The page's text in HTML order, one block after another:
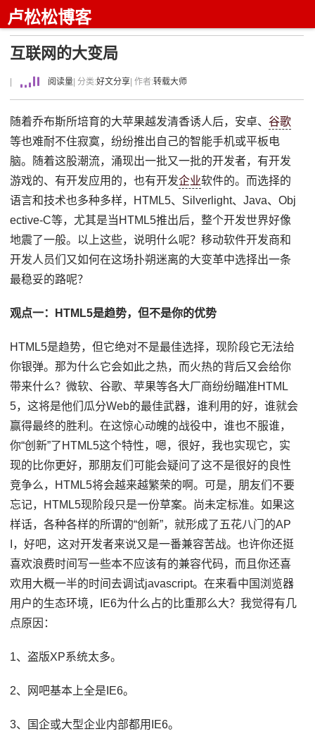
卢松松博客
互联网的大变局
阅读量 | 分类:好文分享 | 作者:转载大师
随着乔布斯所培育的大苹果越发清香诱人后，安卓、谷歌
等也难耐不住寂寞，纷纷推出自己的智能手机或平板电
脑。随着这股潮流，涌现出一批又一批的开发者，有开发
游戏的、有开发应用的，也有开发企业软件的。而选择的
语言和技术也多种多样，HTML5、Silverlight、Java、Obj
ective-C等，尤其是当HTML5推出后，整个开发世界好像
地震了一般。以上这些，说明什么呢？移动软件开发商和
开发人员们又如何在这场扑朔迷离的大变革中选择出一条
最稳妥的路呢？
观点一：HTML5是趋势，但不是你的优势
HTML5是趋势，但它绝对不是最佳选择，现阶段它无法给
你银弹。那为什么它会如此之热，而火热的背后又会给你
带来什么？微软、谷歌、苹果等各大厂商纷纷瞄准HTML
5，这将是他们瓜分Web的最佳武器，谁利用的好，谁就会
赢得最终的胜利。在这惊心动魄的战役中，谁也不服谁，
你“创新”了HTML5这个特性，嗯，很好，我也实现它，实
现的比你更好，那朋友们可能会疑问了这不是很好的良性
竞争么，HTML5将会越来越繁荣的啊。可是，朋友们不要
忘记，HTML5现阶段只是一份草案。尚未定标准。如果这
样话，各种各样的所谓的“创新”，就形成了五花八门的AP
I，好吧，这对开发者来说又是一番兼容苦战。也许你还挺
喜欢浪费时间写一些本不应该有的兼容代码，而且你还喜
欢用大概一半的时间去调试javascript。在来看中国浏览器
用户的生态环境，IE6为什么占的比重那么大？我觉得有几
点原因：
1、盗版XP系统太多。
2、网吧基本上全是IE6。
3、国企或大型企业内部都用IE6。